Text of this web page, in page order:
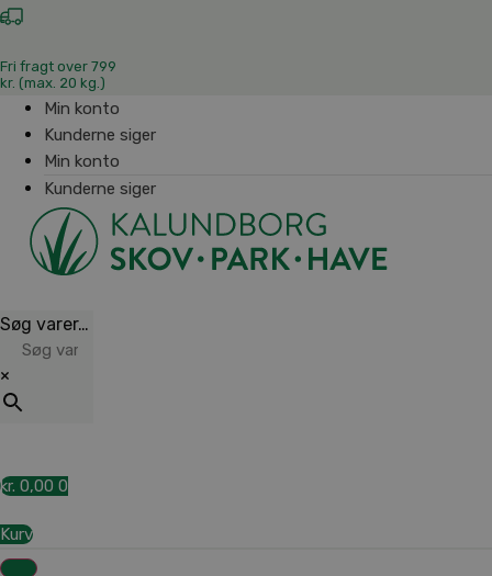
Fri fragt over 799
kr. (max. 20 kg.)
Min konto
Kunderne siger
Min konto
Kunderne siger
Søg varer…
×
kr. 0,00 0
Kurv